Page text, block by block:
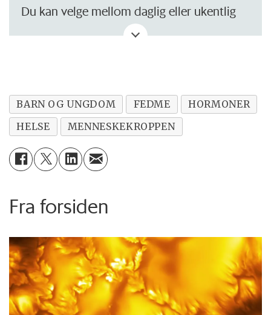
Du kan velge mellom daglig eller ukentlig
BARN OG UNGDOM FEDME
HORMONER
HELSE
MENNESKEKROPPEN
Fra forsiden